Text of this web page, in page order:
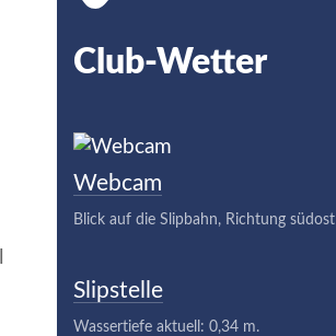
Club-Wetter
Webcam
Blick auf die Slipbahn, Richtung südost
Slipstelle
Wassertiefe aktuell: 0,34 m.